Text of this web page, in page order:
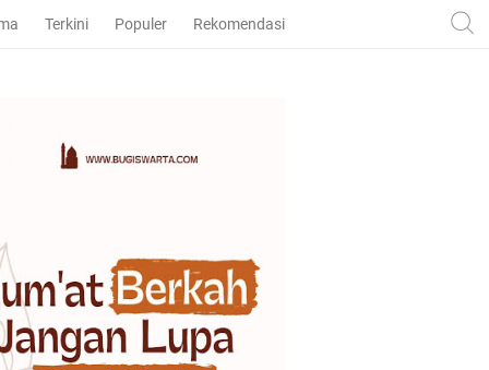
Terkini Populer Rekomendasi